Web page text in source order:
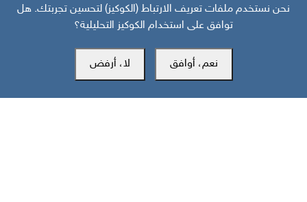
نحن نستخدم ملفات تعريف الارتباط (الكوكيز) لتحسين تجربتك. هل
توافق على استخدام الكوكيز التحليلية؟
نعم، أوافق لا، أرفض